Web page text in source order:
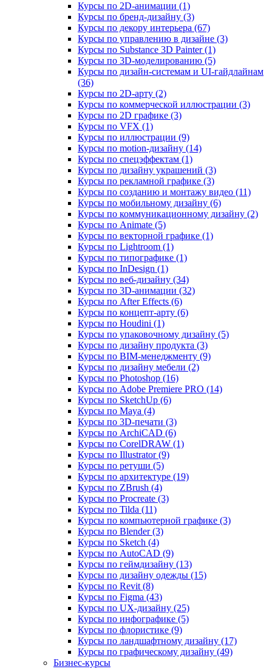
Курсы по 2D‑анимации (1)
Курсы по бренд‑дизайну (3)
Курсы по декору интерьера (67)
Курсы по управлению в дизайне (3)
Курсы по Substance 3D Painter (1)
Курсы по 3D‑моделированию (5)
Курсы по дизайн-системам и UI-гайдлайнам
(36)
Курсы по 2D‑арту (2)
Курсы по коммерческой иллюстрации (3)
Курсы по 2D графике (3)
Курсы по VFX (1)
Курсы по иллюстрации (9)
Курсы по motion-дизайну (14)
Курсы по спецэффектам (1)
Курсы по дизайну украшений (3)
Курсы по рекламной графике (3)
Курсы по созданию и монтажу видео (11)
Курсы по мобильному дизайну (6)
Курсы по коммуникационному дизайну (2)
Курсы по Animate (5)
Курсы по векторной графике (1)
Курсы по Lightroom (1)
Курсы по типографике (1)
Курсы по InDesign (1)
Курсы по веб‑дизайну (34)
Курсы по 3D‑анимации (32)
Курсы по After Effects (6)
Курсы по концепт‑арту (6)
Курсы по Houdini (1)
Курсы по упаковочному дизайну (5)
Курсы по дизайну продукта (3)
Курсы по BIM‑менеджменту (9)
Курсы по дизайну мебели (2)
Курсы по Photoshop (16)
Курсы по Adobe Premiere PRO (14)
Курсы по SketchUp (6)
Курсы по Maya (4)
Курсы по 3D-печати (3)
Курсы по ArchiCAD (6)
Курсы по CorelDRAW (1)
Курсы по Illustrator (9)
Курсы по ретуши (5)
Курсы по архитектуре (19)
Курсы по ZBrush (4)
Курсы по Procreate (3)
Курсы по Tilda (11)
Курсы по компьютерной графике (3)
Курсы по Blender (3)
Курсы по Sketch (4)
Курсы по AutoCAD (9)
Курсы по геймдизайну (13)
Курсы по дизайну одежды (15)
Курсы по Revit (8)
Курсы по Figma (43)
Курсы по UX‑дизайну (25)
Курсы по инфографике (5)
Курсы по флористике (9)
Курсы по ландшафтному дизайну (17)
Курсы по графическому дизайну (49)
Бизнес-курсы